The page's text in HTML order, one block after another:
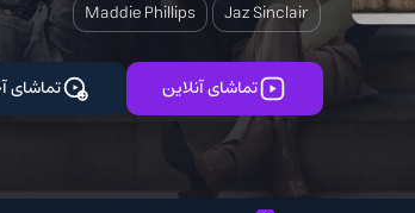
Jaz Sinclair
Maddie Phillips
تماشای آنلاین تماشای آخرین قسمت